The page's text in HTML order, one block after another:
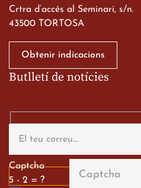
alumnes al Tortosa
English Festival
13 de març de 2026
Crtra d’accés al Seminari, s/n.
43500 TORTOSA
Obtenir indicacions
Butlletí de notícies
Captcha
5 - 2 = ?